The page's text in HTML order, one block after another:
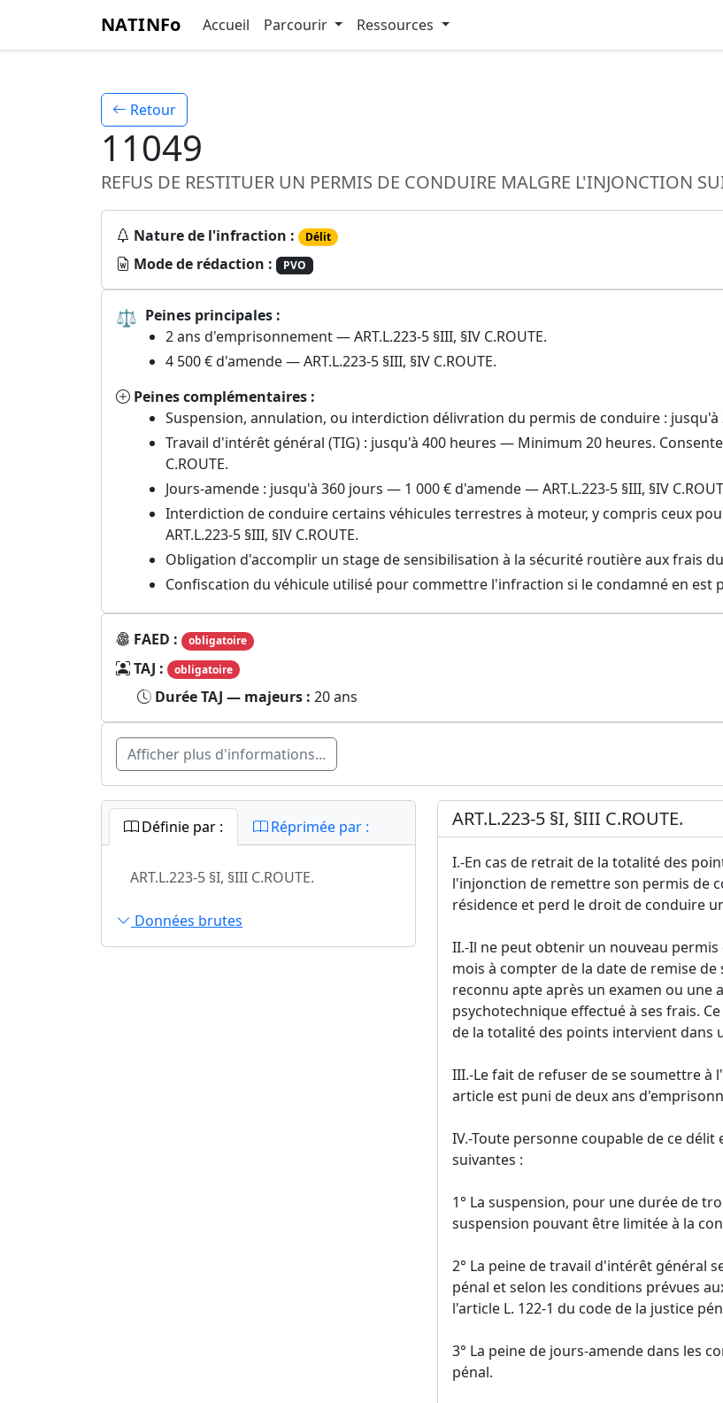
NATINFo Accueil Parcourir Ressources
Retour
11049
REFUS DE RESTITUER UN PERMIS DE CONDUIRE MALGRE L'INJONCTION
Nature de l'infraction : Délit
Mode de rédaction : PVO
⚖ Peines principales :
2 ans d'emprisonnement — ART.L.223-5 §III, §IV C.ROUTE.
4 500 € d'amende — ART.L.223-5 §III, §IV C.ROUTE.
Peines complémentaires :
Suspension, annulation, ou interdiction délivration du permis de conduire : jusqu'à
Travail d'intérêt général (TIG) : jusqu'à 400 heures — Minimum 20 heures.
C.ROUTE.
Jours-amende : jusqu'à 360 jours — 1 000 € d'amende — ART.L.223-5 §III, §IV
Interdiction de conduire certains véhicules terrestres à moteur, y compris ceux
ART.L.223-5 §III, §IV C.ROUTE.
Obligation d'accomplir un stage de sensibilisation à la sécurité routière aux frais du
Confiscation du véhicule utilisé pour commettre l'infraction si le condamné en est
FAED : obligatoire
TAJ : obligatoire
Durée TAJ — majeurs : 20 ans
Afficher plus d'informations...
Définie par : Réprimée par :
ART.L.223-5 §I, §III C.ROUTE.
Données brutes
ART.L.223-5 §I, §III C.ROUTE.
I.-En cas de retrait de la totalité des
l'injonction de remettre son permis de
résidence et perd le droit de conduire
II.-Il ne peut obtenir un nouveau
mois à compter de la date de remise
reconnu apte après un examen ou une
psychotechnique effectué à ses frais.
de la totalité des points intervient dans
III.-Le fait de refuser de se soumettre
article est puni de deux ans
IV.-Toute personne coupable de ce
suivantes :
1° La suspension, pour une durée de
suspension pouvant être limitée à la
2° La peine de travail d'intérêt général
pénal et selon les conditions prévues
l'article L. 122-1 du code de la justice
3° La peine de jours-amende dans les
pénal.